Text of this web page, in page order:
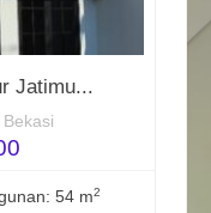
Jatimu...
54 m2